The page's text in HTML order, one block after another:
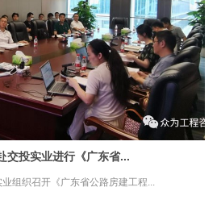
交投实业进行《广东省...
组织召开《广东省公路房建工程...